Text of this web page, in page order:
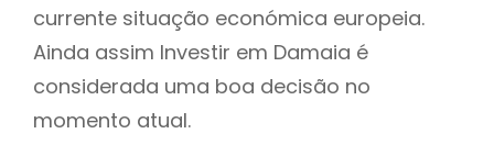
currente situação económica europeia.
Ainda assim Investir em Damaia é
considerada uma boa decisão no
momento atual.